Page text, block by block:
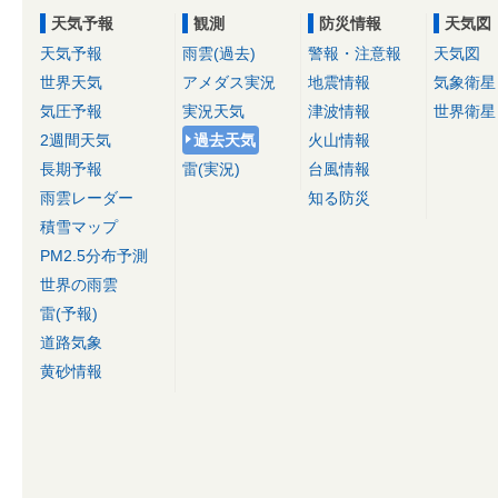
天気予報
天気予報
世界天気
気圧予報
2週間天気
長期予報
雨雲レーダー
積雪マップ
PM2.5分布予測
世界の雨雲
雷(予報)
道路気象
黄砂情報
観測
雨雲(過去)
アメダス実況
実況天気
過去天気
雷(実況)
防災情報
警報・注意報
地震情報
津波情報
火山情報
台風情報
知る防災
天気図
天気図
気象衛星
世界衛星